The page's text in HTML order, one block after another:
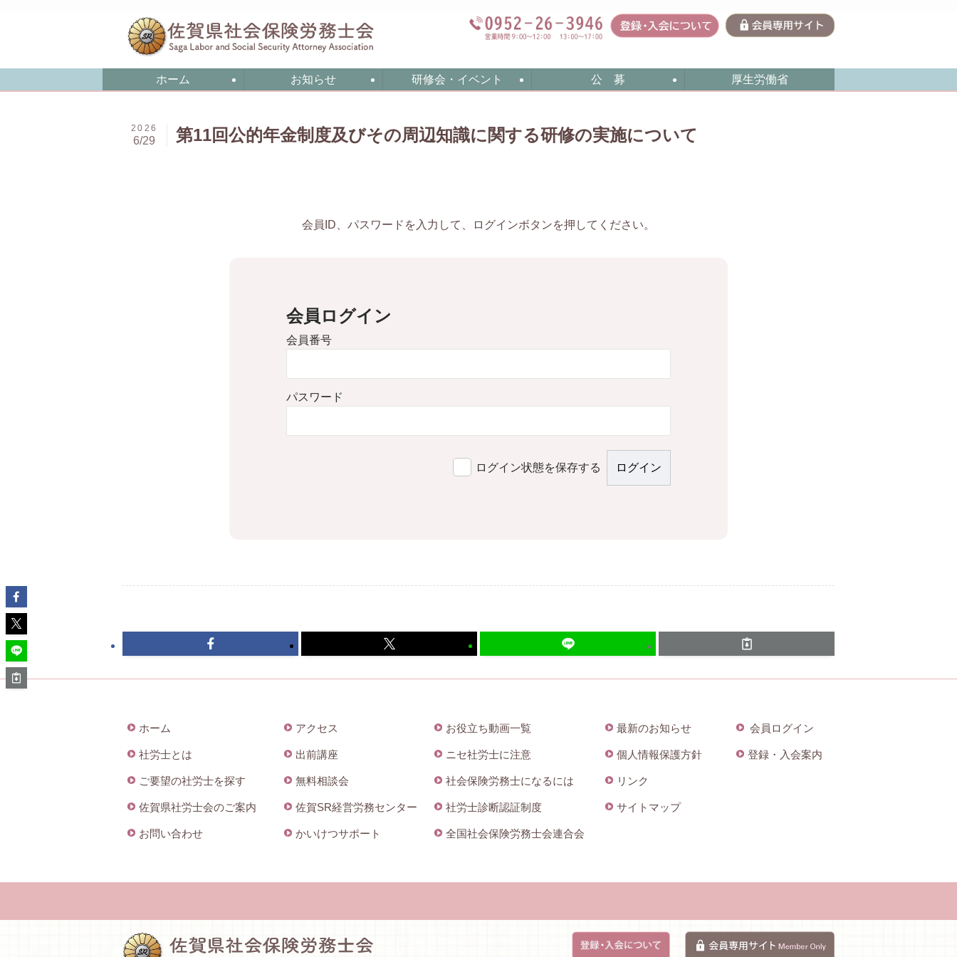
ホーム お知らせ 研修会・イベント 公 募 厚生労働省
第11回公的年金制度及びその周辺知識に関する研修の実施について
2026
6/29
会員ID、パスワードを入力して、ログインボタンを押してください。
会員ログイン
会員番号
パスワード
ログイン状態を保存する
ホーム
社労士とは
ご要望の社労士を探す
佐賀県社労士会のご案内
お問い合わせ
アクセス
出前講座
無料相談会
佐賀SR経営労務センター
かいけつサポート
お役立ち動画一覧
ニセ社労士に注意
社会保険労務士になるには
社労士診断認証制度
全国社会保険労務士会連合会
最新のお知らせ
個人情報保護方針
リンク
サイトマップ
会員ログイン
登録・入会案内